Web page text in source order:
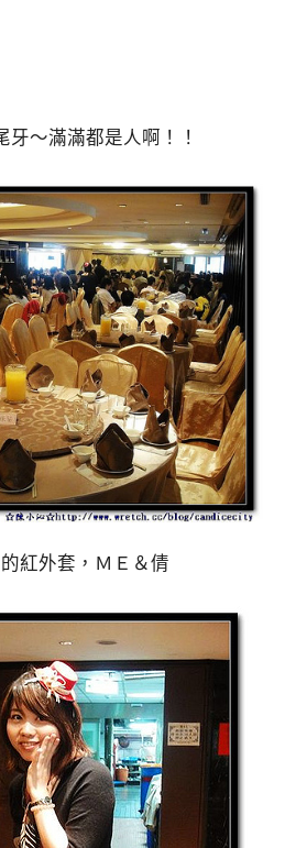
牙～滿滿都是人啊！！
紅外套，ＭＥ＆倩